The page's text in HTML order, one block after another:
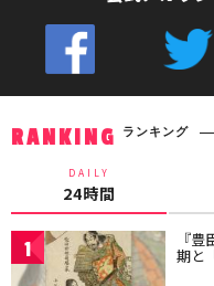
RANKING ランキング
DAILY
24時間
1 『
期と